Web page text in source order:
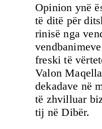
Opinion ynë
të ditë për
rinisë nga
freski të
Valon
dekadave në
të zhvilluar
tij në Dibër.